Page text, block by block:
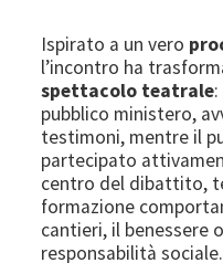
Ispirato a un vero
l’incontro ha
spettacolo teatrale
pubblico ministero,
testimoni, mentre il
partecipato
centro del dibattito,
formazione
cantieri, il benessere
responsabilità